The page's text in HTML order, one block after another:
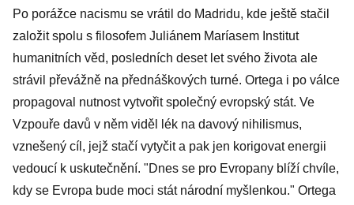
Po porážce nacismu se vrátil do Madridu, kde ještě stačil
založit spolu s filosofem Juliánem Maríasem Institut
humanitních věd, posledních deset let svého života ale
strávil převážně na přednáškových turné. Ortega i po válce
propagoval nutnost vytvořit společný evropský stát. Ve
Vzpouře davů v něm viděl lék na davový nihilismus,
vznešený cíl, jejž stačí vytyčit a pak jen korigovat energii
vedoucí k uskutečnění. "Dnes se pro Evropany blíží chvíle,
kdy se Evropa bude moci stát národní myšlenkou." Ortega